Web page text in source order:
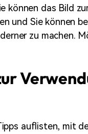
können das Bild
und Sie können
zu machen.
auflisten, mit